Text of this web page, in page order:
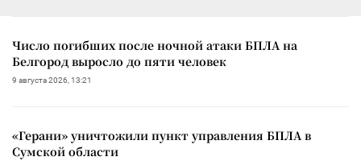
Число погибших после ночной атаки БПЛА на
Белгород выросло до пяти человек
9 августа 2026, 13:21
«Герани» уничтожили пункт управления БПЛА в
Сумской области